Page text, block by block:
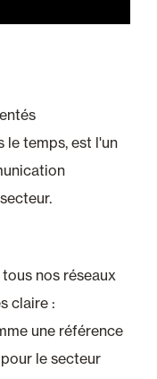
le temps, est l'un
nos réseaux
claire :
une référence
le secteur